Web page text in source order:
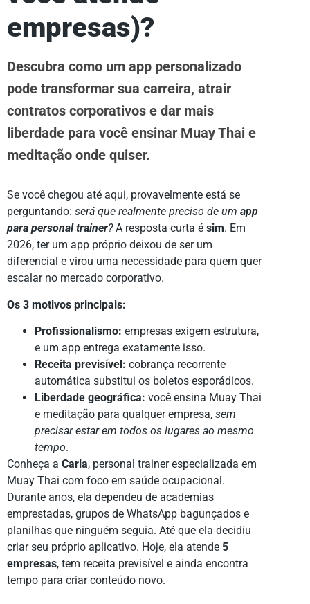
empresas)?
Descubra como um app personalizado
pode transformar sua carreira, atrair
contratos corporativos e dar mais
liberdade para você ensinar Muay Thai e
meditação onde quiser.
Se você chegou até aqui, provavelmente está se
perguntando: será que realmente preciso de um app
para personal trainer?A resposta curta é sim. Em
2026, ter um app próprio deixou de ser um
diferencial e virou uma necessidade para quem quer
escalar no mercado corporativo.
Os 3 motivos principais:
Profissionalismo: empresas exigem estrutura,
e um app entrega exatamente isso.
Receita previsível: cobrança recorrente
automática substitui os boletos esporádicos.
Liberdade geográfica: você ensina Muay Thai
e meditação para qualquer empresa, sem
precisar estar em todos os lugares ao mesmo
tempo.
Conheça a Carla, personal trainer especializada em
Muay Thai com foco em saúde ocupacional.
Durante anos, ela dependeu de academias
emprestadas, grupos de WhatsApp bagunçados e
planilhas que ninguém seguia. Até que ela decidiu
criar seu próprio aplicativo. Hoje, ela atende 5
empresas, tem receita previsível e ainda encontra
tempo para criar conteúdo novo.